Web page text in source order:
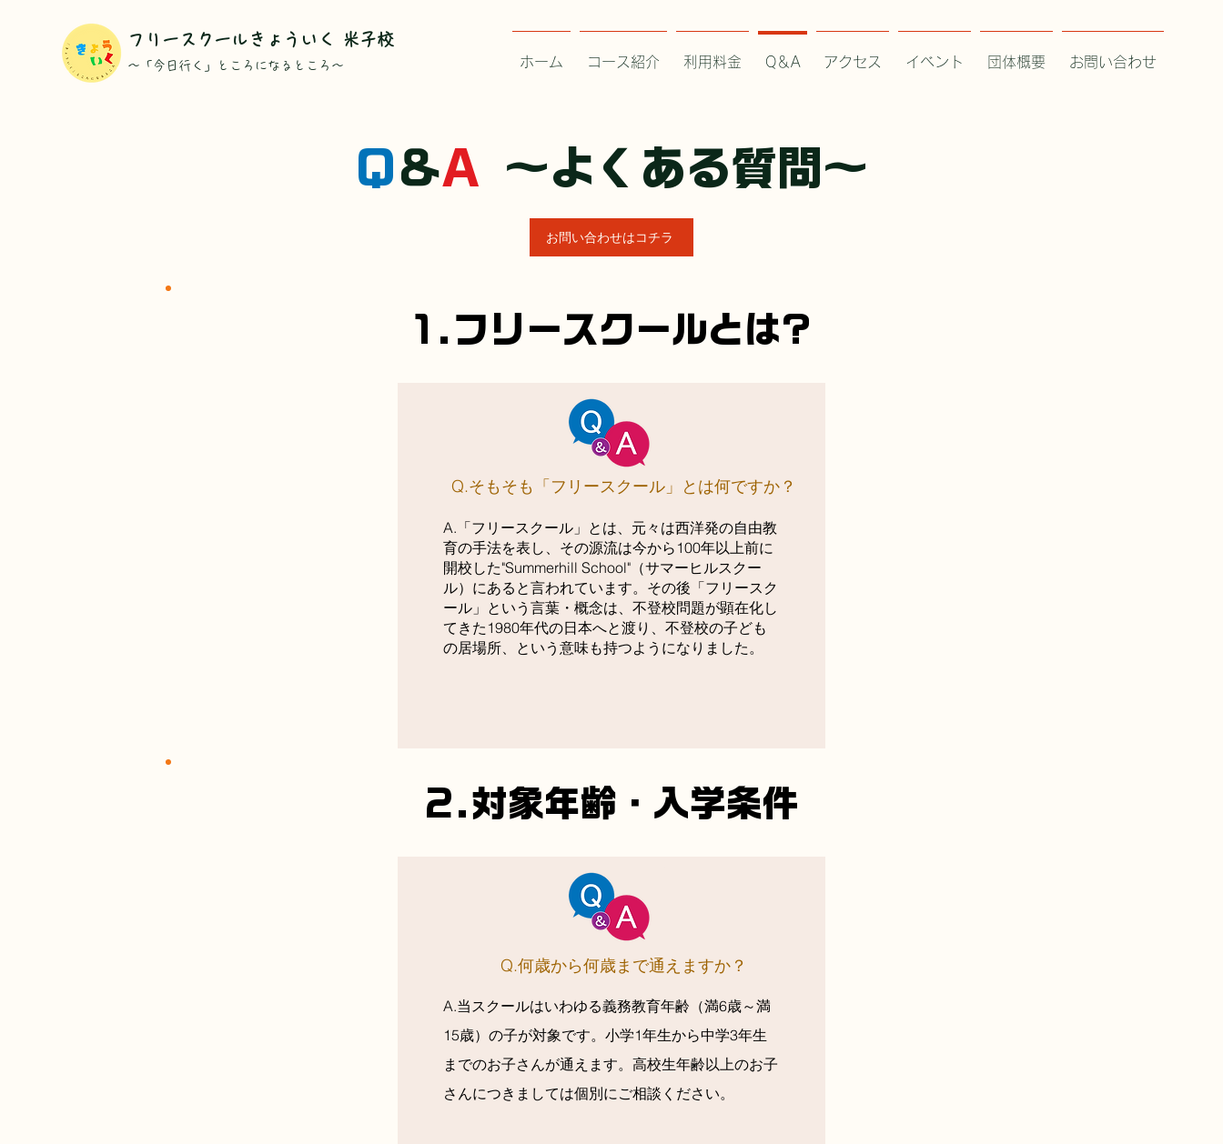
​フリースクールきょういく 米子校
​～「今日行く」ところになるところ～ ホーム コース紹介 利用料金 Q＆A アクセス イベント 団体概要 お問い合わせ
Q＆A ～よくある質問～
お問い合わせはコチラ
1.フリースクールとは?
Q.そもそも「フリースクール」とは何ですか？
A.「フリースクール」とは、元々は西洋発の自由教
育の手法を表し、その源流は今から100年以上前に
開校した"Summerhill School"（サマーヒルスクー
ル）にあると言われています。その後「フリースク
ール」という言葉・概念は、不登校問題が顕在化し
てきた1980年代の日本へと渡り、不登校の子ども
の居場所、という意味も持つようになりました。
2.対象年齢・入学条件
Q.何歳から何歳まで通えますか？
A.当スクールはいわゆる義務教育年齢（満6歳～満
15歳）の子が対象です。小学1年生から中学3年生
までのお子さんが通えます。高校生年齢以上のお子
さんにつきましては個別にご相談ください。